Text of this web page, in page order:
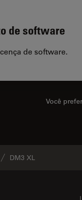
de software
de software.
Você
DM3 XL